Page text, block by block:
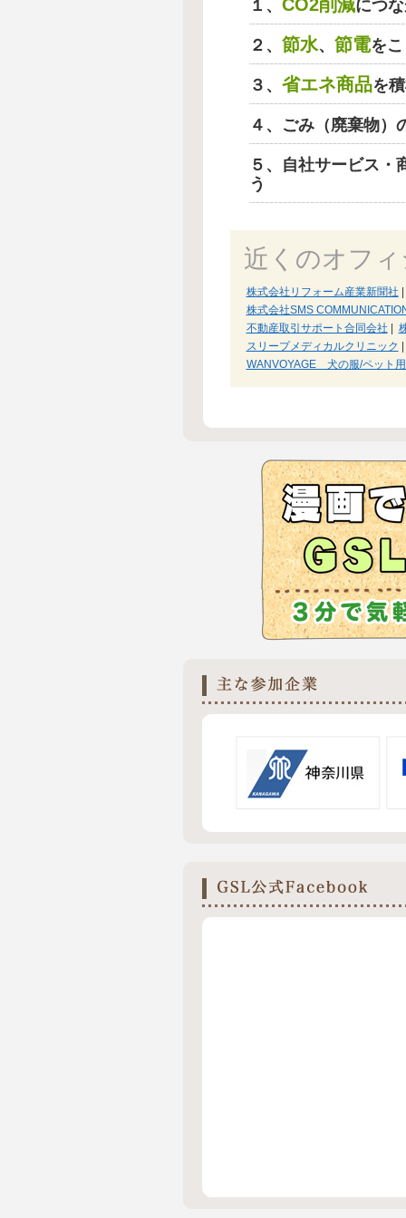
１、 CO2削減につ
２、 節水、 節電を
３、 省エネ商品を
４、ごみ（廃棄物）
５、自社サービス・
う
近くのオフ
株式会社リフォーム産業新聞社 |
株式会社SMS
不動産取引サポート合同会社 |
スリープメディカルクリニック |
WANVOYAGE 犬の服/ペット